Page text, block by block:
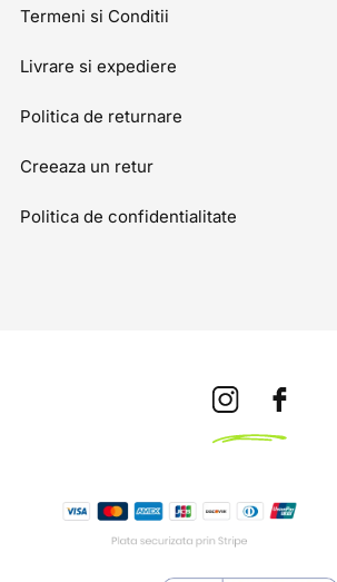
Termeni si Conditii
Livrare si expediere
Politica de returnare
Creeaza un retur
Politica de confidentialitate